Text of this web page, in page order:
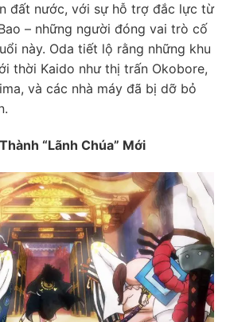
đất nước, với sự hỗ trợ đắc lực từ
– những người đóng vai trò cố
này. Oda tiết lộ rằng những khu
thời Kaido như thị trấn Okobore,
và các nhà máy đã bị dỡ bỏ
“Lãnh Chúa” Mới